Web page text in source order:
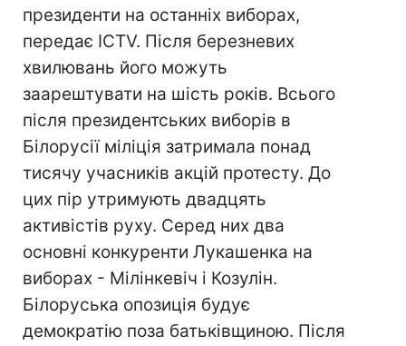
президенти на останніх виборах,
передає ICTV. Після березневих
хвилювань його можуть
заарештувати на шість років. Всього
після президентських виборів в
Білорусії міліція затримала понад
тисячу учасників акцій протесту. До
цих пір утримують двадцять
активістів руху. Серед них два
основні конкуренти Лукашенка на
виборах - Мілінкевіч і Козулін.
Білоруська опозиція будує
демократію поза батьківщиною. Після